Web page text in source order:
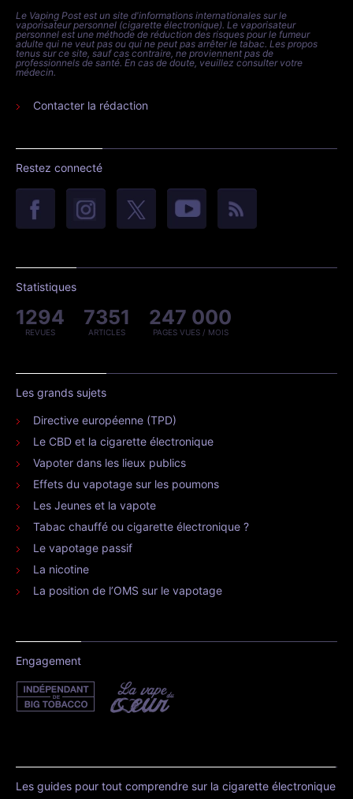
Le Vaping Post est un site d'informations internationales sur le
vaporisateur personnel (cigarette électronique). Le vaporisateur
personnel est une méthode de réduction des risques pour le fumeur
adulte qui ne veut pas ou qui ne peut pas arrêter le tabac. Les propos
tenus sur ce site, sauf cas contraire, ne proviennent pas de
professionnels de santé. En cas de doute, veuillez consulter votre
médecin.
Contacter la rédaction
Restez connecté
Statistiques
1294
REVUES
7351
ARTICLES
247 000
PAGES VUES / MOIS
Les grands sujets
Directive européenne (TPD)
Le CBD et la cigarette électronique
Vapoter dans les lieux publics
Effets du vapotage sur les poumons
Les Jeunes et la vapote
Tabac chauffé ou cigarette électronique ?
Le vapotage passif
La nicotine
La position de l’OMS sur le vapotage
Engagement
Les guides pour tout comprendre sur la cigarette électronique